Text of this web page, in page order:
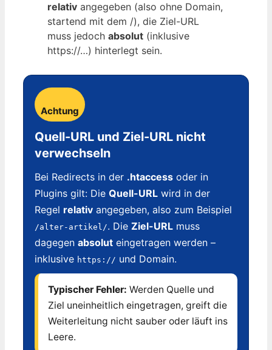
relativ angegeben (also ohne Domain,
startend mit dem /), die Ziel-URL
muss jedoch absolut (inklusive
https://…) hinterlegt sein.
Achtung
Quell-URL und Ziel-URL nicht
verwechseln
Bei Redirects in der .htaccess oder in
Plugins gilt: Die Quell-URL wird in der
Regel relativ angegeben, also zum Beispiel
/alter-artikel/. Die Ziel-URL muss
dagegen absolut eingetragen werden –
inklusive https:// und Domain.
Typischer Fehler: Werden Quelle und
Ziel uneinheitlich eingetragen, greift die
Weiterleitung nicht sauber oder läuft ins
Leere.